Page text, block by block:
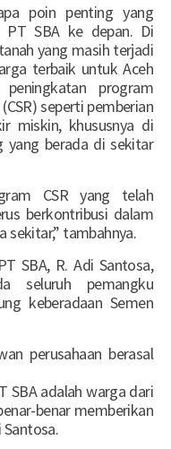
poin penting yang
PT SBA ke depan. Di
yang masih terjadi
terbaik untuk Aceh
program
seperti pemberian
miskin, khususnya di
yang berada di sekitar
CSR yang telah
berkontribusi dalam
sekitar,” tambahnya.
SBA, R. Adi Santosa,
seluruh pemangku
keberadaan Semen
perusahaan berasal
SBA adalah warga dari
benar memberikan